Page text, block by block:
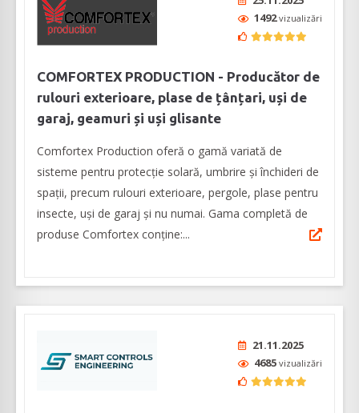
1492vizualizări
COMFORTEX PRODUCTION - Producător de
rulouri exterioare, plase de țânțari, uși de
garaj, geamuri și uși glisante
Comfortex Production oferă o gamă variată de
sisteme pentru protecție solară, umbrire și închideri de
spații, precum rulouri exterioare, pergole, plase pentru
insecte, uşi de garaj şi nu numai. Gama completă de
produse Comfortex conţine:...
21.11.2025
4685 vizualizări